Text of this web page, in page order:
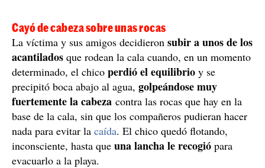
Cayó de cabeza sobre unas rocas
La víctima y sus amigos decidieron subir a unos de los
acantilados que rodean la cala cuando, en un momento
determinado, el chico perdió el equilibrio y se
precipitó boca abajo al agua, golpeándose muy
fuertemente la cabeza contra las rocas que hay en la
base de la cala, sin que los compañeros pudieran hacer
nada para evitar la caída. El chico quedó flotando,
inconsciente, hasta que una lancha le recogió para
evacuarlo a la playa.